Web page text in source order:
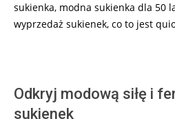
sukienka, modna sukienka dla 50
wyprzedaż sukienek, co to jest
Odkryj modową siłę i
sukienek